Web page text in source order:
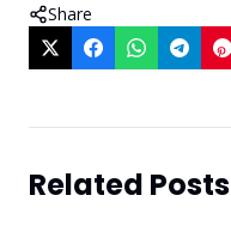
Share
Related Posts